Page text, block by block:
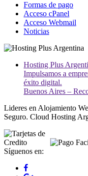
Formas de pago
Acceso cPanel
Acceso Webmail
Noticias
Hosting Plus
Impulsamos a
éxito digital.
Buenos Aires –
Lideres en Alojamiento
Seguro. Cloud Hosting
Síguenos en: